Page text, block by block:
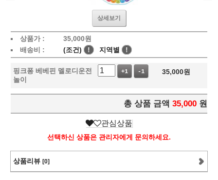
상세보기
상품가 : 35,000원
배송비 :
(조건) ! 지역별 !
핑크퐁 베베핀 멜로디운전
놀이
+1 -1 35,000원
총 상품 금액 35,000 원
관심상품
선택하신 상품은 관리자에게 문의하세요.
상품리뷰 [0]